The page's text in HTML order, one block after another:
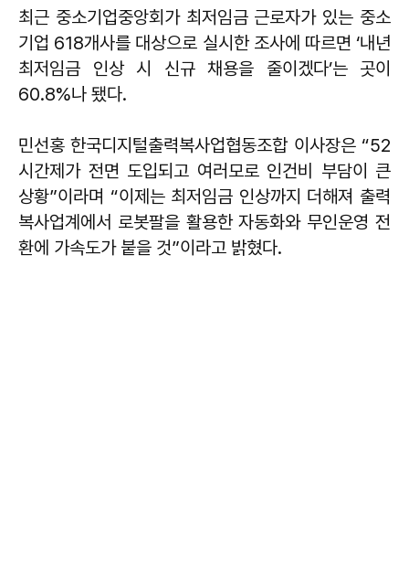
최근 중소기업중앙회가 최저임금 근로자가 있는 중소
기업 618개사를 대상으로 실시한 조사에 따르면 ‘내년
최저임금 인상 시 신규 채용을 줄이겠다’는 곳이
60.8%나 됐다.
민선홍 한국디지털출력복사업협동조합 이사장은 “52
시간제가 전면 도입되고 여러모로 인건비 부담이 큰
상황”이라며 “이제는 최저임금 인상까지 더해져 출력
복사업계에서 로봇팔을 활용한 자동화와 무인운영 전
환에 가속도가 붙을 것”이라고 밝혔다.